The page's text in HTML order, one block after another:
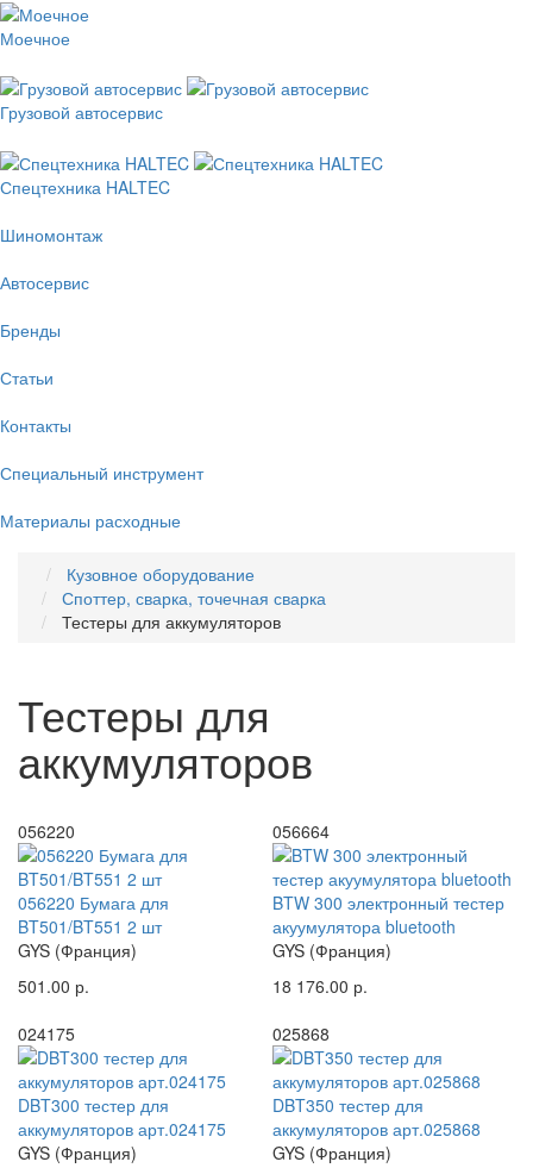
Моечное
Грузовой автосервис
Спецтехника HALTEC
Шиномонтаж
Автосервис
Бренды
Статьи
Контакты
Специальный инструмент
Материалы расходные
Кузовное оборудование
Споттер, сварка, точечная сварка
Тестеры для аккумуляторов
Тестеры для
аккумуляторов
056220
056220 Бумага для
BT501/BT551 2 шт
GYS (Франция)
501.00 р.
056664
BTW 300 электронный тестер
акуумулятора bluetooth
GYS (Франция)
18 176.00 р.
024175
DBT300 тестер для
аккумуляторов арт.024175
GYS (Франция)
025868
DBT350 тестер для
аккумуляторов арт.025868
GYS (Франция)